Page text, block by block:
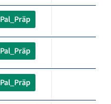
Pal_Präp
Pal_Präp
Pal_Präp